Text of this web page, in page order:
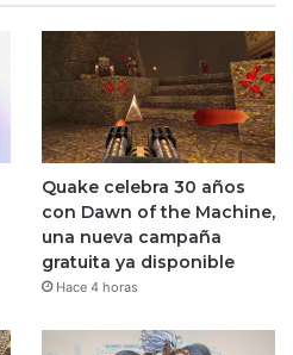
Quake celebra 30 años
con Dawn of the Machine,
una nueva campaña
gratuita ya disponible
Hace 4 horas